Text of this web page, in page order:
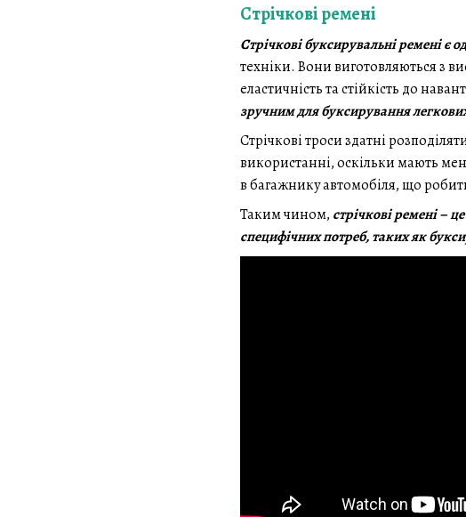
Стрічкові ремені
Стрічкові буксирувальні ремені є
техніки. Вони виготовляються з
еластичність та стійкість до
зручним для буксирування
Стрічкові троси здатні
використанні, оскільки мають
в багажнику автомобіля, що
Таким чином, стрічкові ремені –
специфічних потреб, таких як